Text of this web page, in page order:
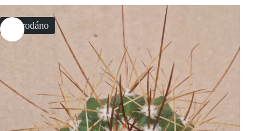
Vyprodáno